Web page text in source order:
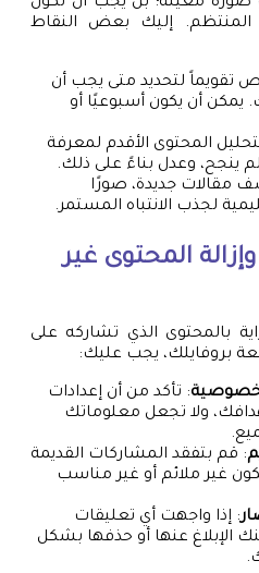
المنتظم. إليك بعض النقاط
لتحديد متى يجب أن
أن يكون أسبوعيًا أو
المحتوى الأقدم لمعرفة
ينجح، وعدل بناءً على ذلك.
مقالات جديدة، صورًا
لجذب الانتباه المستمر.
المحتوى غير
بالمحتوى الذي تشاركه على
بروفايلك، يجب عليك:
: تأكد من أن إعدادات
ولا تجعل معلوماتك
: قم بتفقد المشاركات القديمة
غير ملائم أو غير مناسب
: إذا واجهت أي تعليقات
الإبلاغ عنها أو حذفها بشكل